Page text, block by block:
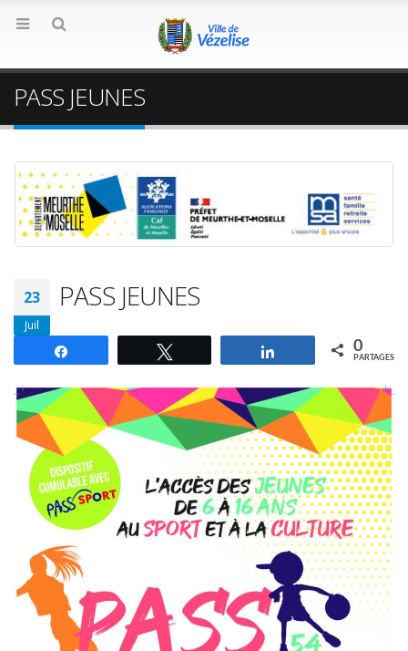
PASS JEUNES
23
Juil
PASS JEUNES
Partagez 0
PARTAGES